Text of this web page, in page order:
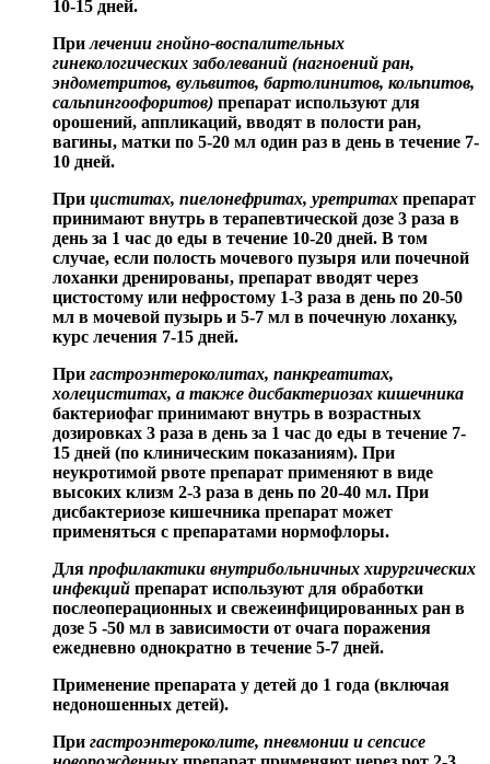
10-15 дней.
Прилечении гнойно-воспалительных
гинекологических заболеваний (нагноений ран,
эндометритов, вульвитов, бартолинитов, кольпитов,
сальпингоофоритов) препарат используют для
орошений, аппликаций, вводят в полости ран,
вагины, матки по 5-20 мл один раз в день в течение 7-
10 дней.
При циститах, пиелонефритах, уретритах препарат
принимают внутрь в терапевтической дозе 3 раза в
день за 1 час до еды в течение 10-20 дней. В том
случае, если полость мочевого пузыря или почечной
лоханки дренированы, препарат вводят через
цистостому или нефростому 1-3 раза в день по 20-50
мл в мочевой пузырь и 5-7 мл в почечную лоханку,
курс лечения 7-15 дней.
При гастроэнтероколитах, панкреатитах,
холециститах, а также дисбактериозах кишечника
бактериофаг принимают внутрь в возрастных
дозировках 3 раза в день за 1 час до еды в течение 7-
15 дней (по клиническим показаниям). При
неукротимой рвоте препарат применяют в виде
высоких клизм 2-3 раза в день по 20-40 мл. При
дисбактериозе кишечника препарат может
применяться с препаратами нормофлоры.
Для профилактики внутрибольничных хирургических
инфекций препарат используют для обработки
послеоперационных и свежеинфицированных ран в
дозе 5 -50 мл в зависимости от очага поражения
ежедневно однократно в течение 5-7 дней.
Применение препарата у детей до 1 года (включая
недоношенных детей).
При гастроэнтероколите, пневмонии и сепсисе